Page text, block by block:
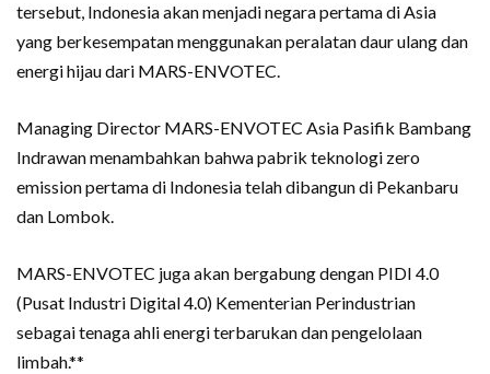
tersebut, Indonesia akan menjadi negara pertama di Asia
yang berkesempatan menggunakan peralatan daur ulang dan
energi hijau dari MARS-ENVOTEC.
Managing Director MARS-ENVOTEC Asia Pasifik Bambang
Indrawan menambahkan bahwa pabrik teknologi zero
emission pertama di Indonesia telah dibangun di Pekanbaru
dan Lombok.
MARS-ENVOTEC juga akan bergabung dengan PIDI 4.0
(Pusat Industri Digital 4.0) Kementerian Perindustrian
sebagai tenaga ahli energi terbarukan dan pengelolaan
limbah.**